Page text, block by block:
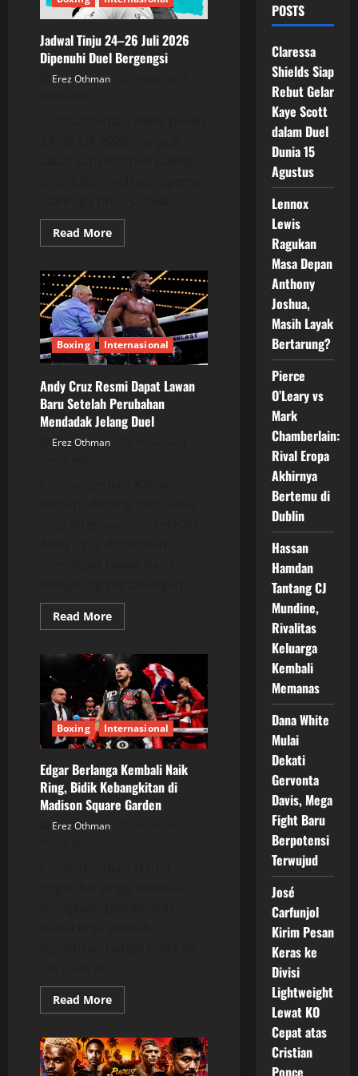
Jadwal Tinju 24–26 Juli 2026
Dipenuhi Duel Bergengsi
Erez Othman
Read MoreRead
more
Tinju
24–
26
Juli
2026
Dipenuhi
Duel
Bergengsi
Boxing Internasional
Andy Cruz Resmi Dapat Lawan
Baru Setelah Perubahan
Mendadak Jelang Duel
Erez Othman
Read MoreRead
more
Cruz
Resmi
Dapat
Lawan
Baru
Setelah
Perubahan
Mendadak
Jelang
Duel
Boxing Internasional
Edgar Berlanga Kembali Naik
Ring, Bidik Kebangkitan di
Madison Square Garden
Erez Othman
Read MoreRead
more
Berlanga
Kembali
Naik
POSTS
Claressa
Shields Siap
Rebut Gelar
Kaye Scott
dalam Duel
Dunia 15
Agustus
Lennox
Lewis
Ragukan
Masa Depan
Anthony
Joshua,
Masih Layak
Bertarung?
Pierce
O’Leary vs
Mark
Chamberlain:
Rival Eropa
Akhirnya
Bertemu di
Dublin
Hassan
Hamdan
Tantang CJ
Mundine,
Rivalitas
Keluarga
Kembali
Memanas
Dana White
Mulai
Dekati
Gervonta
Davis, Mega
Fight Baru
Berpotensi
Terwujud
José
Carfunjol
Kirim Pesan
Keras ke
Divisi
Lightweight
Lewat KO
Cepat atas
Cristian